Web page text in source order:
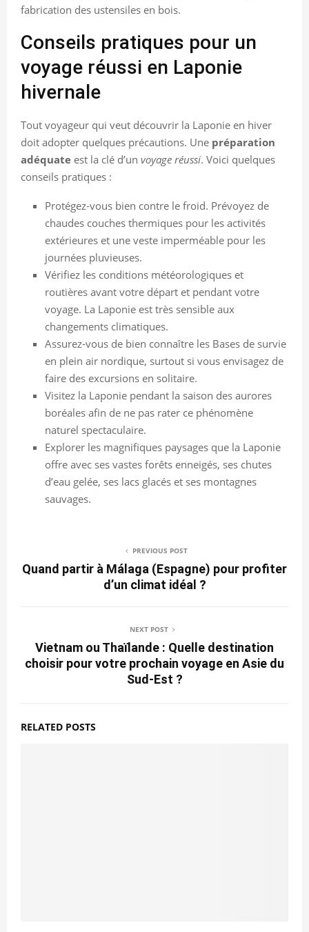
fabrication des ustensiles en bois.
Conseils pratiques pour un
voyage réussi en Laponie
hivernale
Tout voyageur qui veut découvrir la Laponie en hiver
doit adopter quelques précautions. Une préparation
adéquate est la clé d’un voyage réussi. Voici quelques
conseils pratiques :
Protégez-vous bien contre le froid. Prévoyez de
chaudes couches thermiques pour les activités
extérieures et une veste imperméable pour les
journées pluvieuses.
Vérifiez les conditions météorologiques et
routières avant votre départ et pendant votre
voyage. La Laponie est très sensible aux
changements climatiques.
Assurez-vous de bien connaître les Bases de survie
en plein air nordique, surtout si vous envisagez de
faire des excursions en solitaire.
Visitez la Laponie pendant la saison des aurores
boréales afin de ne pas rater ce phénomène
naturel spectaculaire.
Explorer les magnifiques paysages que la Laponie
offre avec ses vastes forêts enneigés, ses chutes
d’eau gelée, ses lacs glacés et ses montagnes
sauvages.
PREVIOUS POST
Quand partir à Málaga (Espagne) pour profiter
d’un climat idéal ?
NEXT POST
Vietnam ou Thaïlande : Quelle destination
choisir pour votre prochain voyage en Asie du
Sud-Est ?
RELATED POSTS